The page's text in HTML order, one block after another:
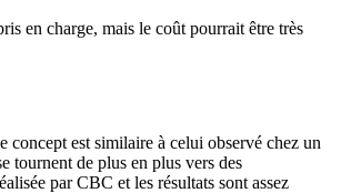
en charge, mais le coût pourrait être très
est similaire à celui observé chez un
tournent de plus en plus vers des
par CBC et les résultats sont assez